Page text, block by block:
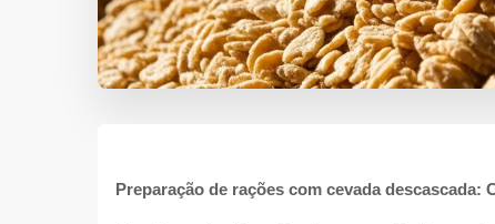
Preparação de rações com cevada